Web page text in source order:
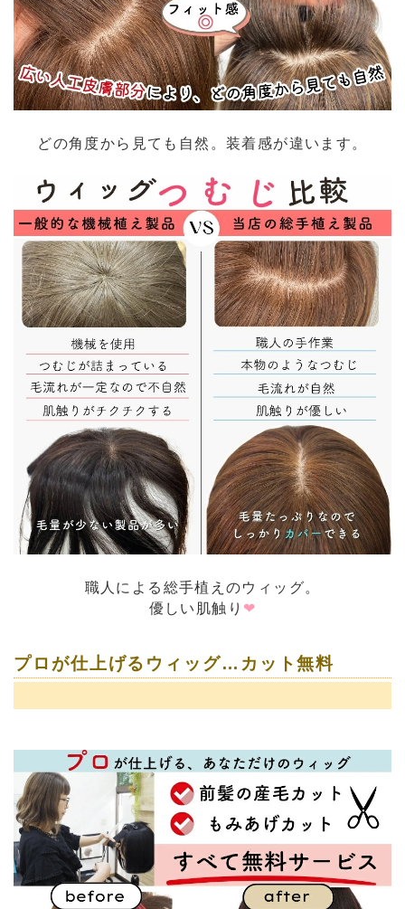
どの角度から見ても自然。装着感が違います。
職人による総手植えのウィッグ。
優しい肌触り ❤
プロが仕上げるウィッグ…カット無料